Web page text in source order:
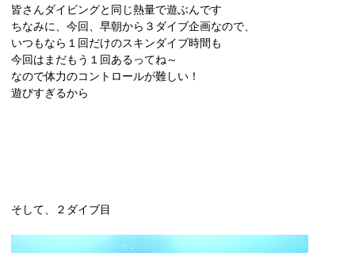
皆さんダイビングと同じ熱量で遊ぶんです
ちなみに、今回、早朝から３ダイブ企画なので、
いつもなら１回だけのスキンダイブ時間も
今回はまだもう１回あるってね～
なので体力のコントロールが難しい！
遊びすぎるから
そして、２ダイブ目